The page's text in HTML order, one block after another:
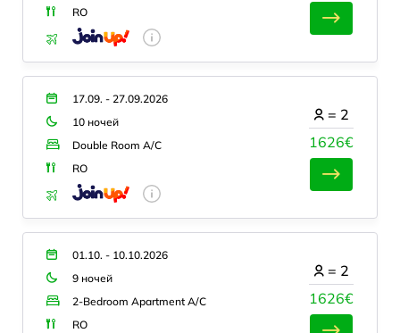
RO
17.09. - 27.09.2026
10 ночей
Double Room A/C
RO
1626€
= 2
01.10. - 10.10.2026
9 ночей
2-Bedroom Apartment A/C
RO
1626€
= 2